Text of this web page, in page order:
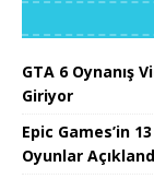
GTA 6 Oynanış
Giriyor
Epic Games’in
Oyunlar